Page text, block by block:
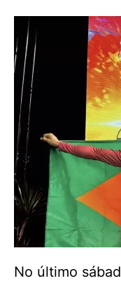
No último